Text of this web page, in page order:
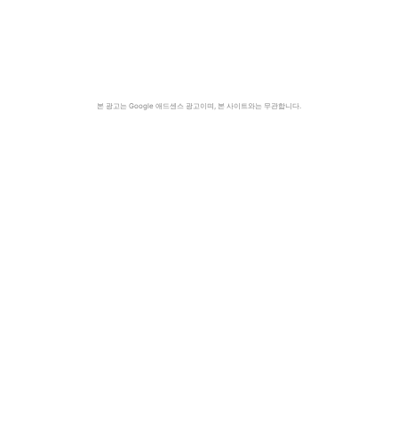
본 광고는 Google 애드센스 광고이며, 본 사이트와는 무관합니다.